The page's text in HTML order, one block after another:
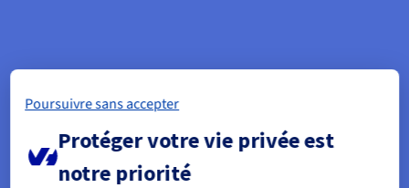
Poursuivre sans accepter
Protéger votre vie privée est
notre priorité